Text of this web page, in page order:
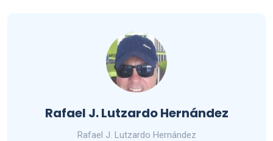
Rafael J. Lutzardo Hernández
Rafael J. Lutzardo Hernández